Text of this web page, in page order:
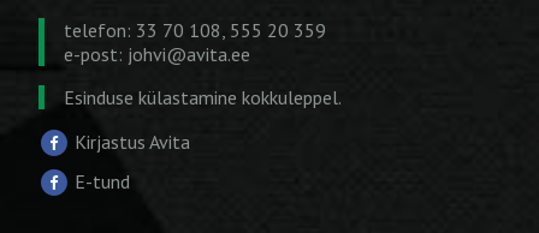
telefon: 33 70 108, 555 20 359
e-post: johvi@avita.ee
Esinduse külastamine kokkuleppel.
Kirjastus Avita
E-tund